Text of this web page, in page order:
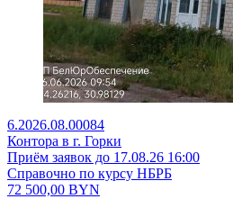
6.2026.08.00084
Контора в г. Горки
Приём заявок до 17.08.26 16:00
Справочно по курсу НБРБ
72 500,00 BYN